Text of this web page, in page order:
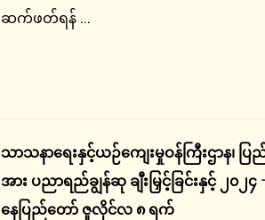
ဆက်ဖတ်ရန် ...
သာသနာရေးနှင့်ယဉ်ကျေးမှုဝန်ကြီးဌာန၊
အား ပညာရည်ချွန်ဆု ချီးမြှင့်ခြင်းနှင့် ၂၀
နေပြည်တော် ဇူလိုင်လ ၈ ရက်